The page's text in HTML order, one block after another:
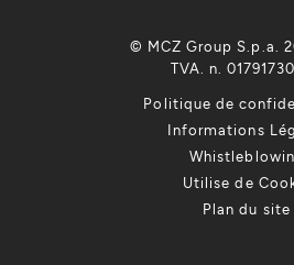
Politique de
Informations
Utilise de
Plan du site
© MCZ Group S.p.a.
TVA. n.